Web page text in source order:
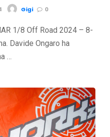
Gigi 0
1/8 Off Road 2024 – 8-
Davide Ongaro ha
…